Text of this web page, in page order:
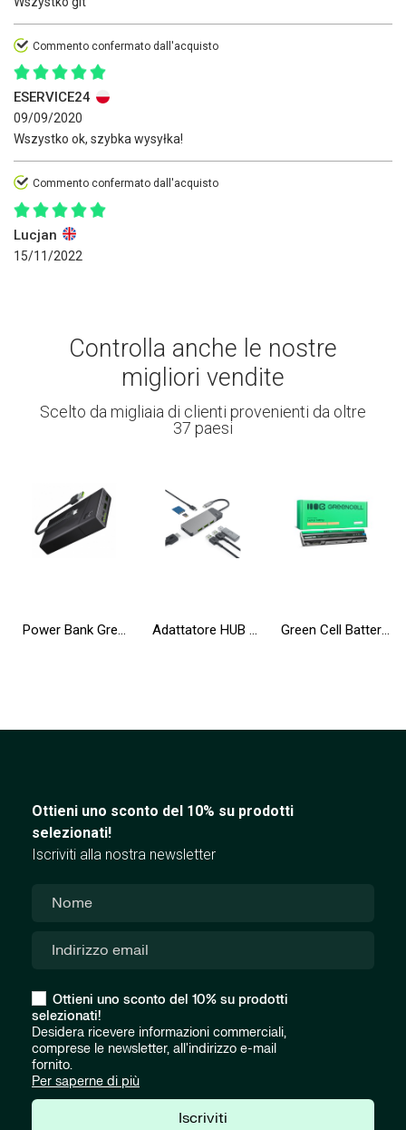
Commento confermato dall'acquisto
ESERVICE24
09/09/2020
Wszystko ok, szybka wysyłka!
Commento confermato dall'acquisto
Lucjan
15/11/2022
Controlla anche le nostre
migliori vendite
Scelto da migliaia di clienti provenienti da oltre
37 paesi
Power Bank Green Cell GC PowerPlay20 20000mAh con ricarica rapida 2x USB Ultra Charge e 2x USB-C Power Delivery18W Adattatore HUB GC Connect 7in1 (3xUSB-A 3.1 HDMI 4K 60Hz USB-C PD 85W) per Apple MacBook M1/M2 Lenovo X1, Asus ZenBook, Dell XPS Green Cell Batteria T54FJ 8858X per Dell Latitude E6420 E6430 E6520 E6530 E5420 E5430 E5520 E5530 E6440 E6540 Vostro 3460 3560
Ottieni uno sconto del 10% su prodotti
selezionati!
Iscriviti alla nostra newsletter
Ottieni uno sconto del 10% su prodotti
selezionati!
Desidera ricevere informazioni commerciali,
comprese le newsletter, all'indirizzo e-mail
fornito.
Per saperne di più
Iscriviti